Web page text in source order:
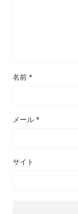
名前 *
メール *
サイト